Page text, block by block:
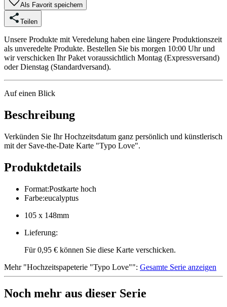
Als Favorit speichern
Teilen
Unsere Produkte mit Veredelung haben eine längere Produktionszeit
als unveredelte Produkte. Bestellen Sie bis morgen 10:00 Uhr und
wir verschicken Ihr Paket voraussichtlich Montag (Expressversand)
oder Dienstag (Standardversand).
Auf einen Blick
Beschreibung
Verkünden Sie Ihr Hochzeitsdatum ganz persönlich und künstlerisch
mit der Save-the-Date Karte "Typo Love".
Produktdetails
Format:Postkarte hoch
Farbe:eucalyptus
105 x 148mm
Lieferung:
Für 0,95 € können Sie diese Karte verschicken.
Mehr"Hochzeitspapeterie "Typo Love"": Gesamte Serie anzeigen
Noch mehr aus dieser Serie